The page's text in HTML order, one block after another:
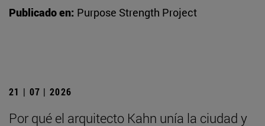
Publicado en: Purpose Strength Project
21 | 07 | 2026
Por qué el arquitecto Kahn unía la ciudad y